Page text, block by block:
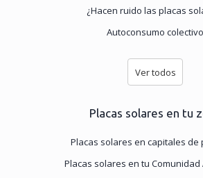
¿Hacen ruido las placas
Autoconsumo colectivo
Ver todos
Placas solares en tu
Placas solares en capitales de
Placas solares en tu Comunidad